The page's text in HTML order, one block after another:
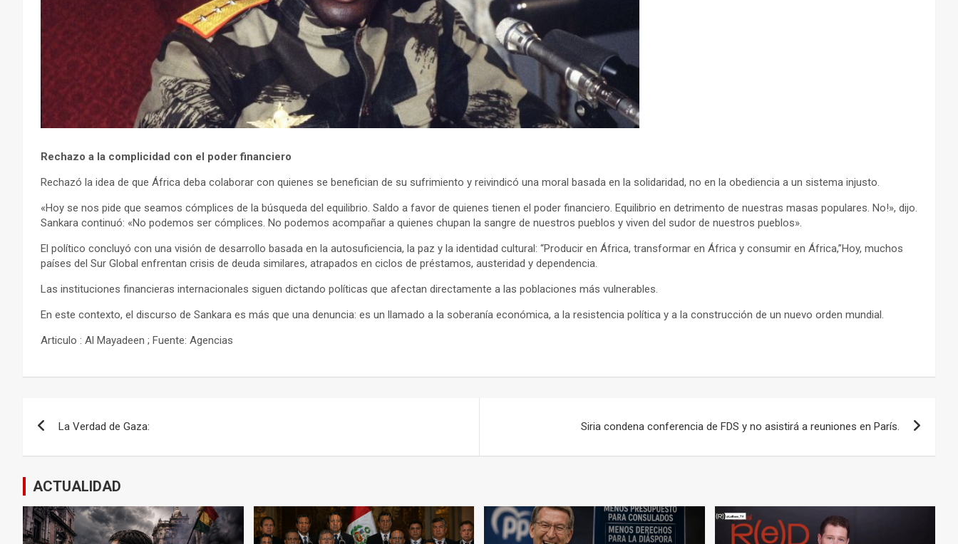
Rechazo a la complicidad con el poder financiero
Rechazó la idea de que África deba colaborar con quienes se benefician de su sufrimiento y reivindicó una moral basada en la solidaridad, no en la obediencia a un sistema injusto.
«Hoy se nos pide que seamos cómplices de la búsqueda del equilibrio. Saldo a favor de quienes tienen el poder financiero. Equilibrio en detrimento de nuestras masas populares. No!», dijo.
Sankara continuó: «No podemos ser cómplices. No podemos acompañar a quienes chupan la sangre de nuestros pueblos y viven del sudor de nuestros pueblos».
El político concluyó con una visión de desarrollo basada en la autosuficiencia, la paz y la identidad cultural: “Producir en África, transformar en África y consumir en África,”Hoy, muchos
países del Sur Global enfrentan crisis de deuda similares, atrapados en ciclos de préstamos, austeridad y dependencia.
Las instituciones financieras internacionales siguen dictando políticas que afectan directamente a las poblaciones más vulnerables.
En este contexto, el discurso de Sankara es más que una denuncia: es un llamado a la soberanía económica, a la resistencia política y a la construcción de un nuevo orden mundial.
Articulo : Al Mayadeen ; Fuente: Agencias
entradas
La Verdad de Gaza: Siria condena conferencia de FDS y no asistirá a reuniones en París.
ACTUALIDAD